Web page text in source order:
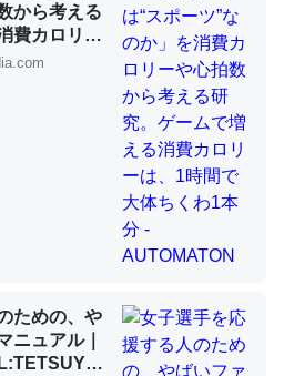
ウムも酸素も不足してて両方に不
るのでは」とあって面白い。海に
・ウミグモ）はカルシウムを使わ
が、酵素が違うのか？
学の大問題＝「昆虫はなぜ海にいな
から考える
費カロリー
本分 -
ための、や
ニュアル｜